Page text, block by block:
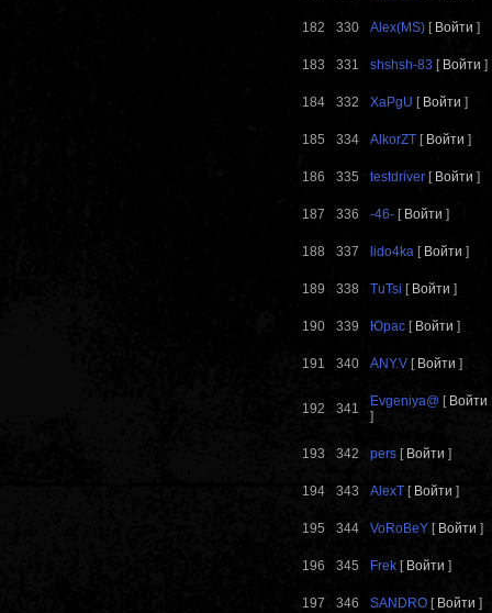
182 330 Alex(MS) [ Войти ]
183 331 shshsh-83 [ Войти ]
184 332 XaPgU [ Войти ]
185 334 AlkorZT [ Войти ]
186 335 testdriver [ Войти ]
187 336 -46- [ Войти ]
188 337 lido4ka [ Войти ]
189 338 TuTsi [ Войти ]
190 339 Юрас [ Войти ]
191 340 ANY.V [ Войти ]
192 341 Evgeniya@ [ Войти
]
193 342 pers [ Войти ]
194 343 AlexT [ Войти ]
195 344 VoRoBeY [ Войти ]
196 345 Frek [ Войти ]
197 346 SANDRO [ Войти ]